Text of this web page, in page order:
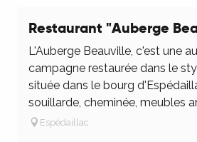
Restaurant "Auberge
L'Auberge Beauville, c'est une
campagne restaurée dans le
située dans le bourg
souillarde, cheminée, meubles
Espédaillac